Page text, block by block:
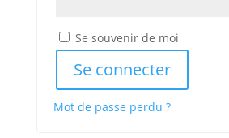
Se souvenir de moi
Se connecter
Mot de passe perdu ?